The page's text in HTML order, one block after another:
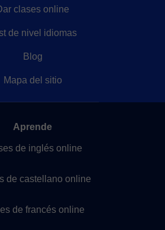
clases online
de nivel idiomas
Blog
Mapa del sitio
Aprende
de inglés online
de castellano online
de francés online